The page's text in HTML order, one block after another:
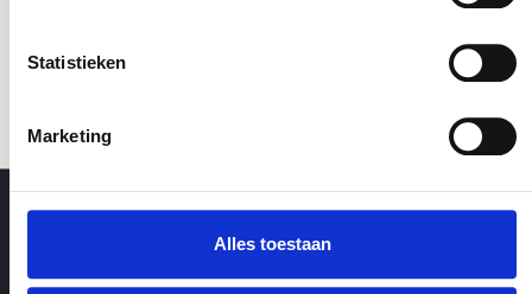
Statistieken
Marketing
Alles toestaan
Contactgegevens Webshop